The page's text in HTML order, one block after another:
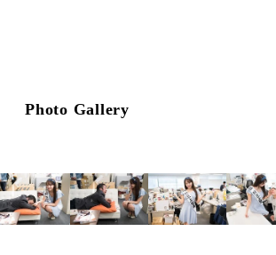
Photo Gallery